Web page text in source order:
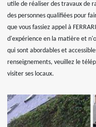
utile de réaliser des travaux de
des personnes qualifiées pour
que vous fassiez appel à
d'expérience en la matière et
qui sont abordables et
renseignements, veuillez le
visiter ses locaux.